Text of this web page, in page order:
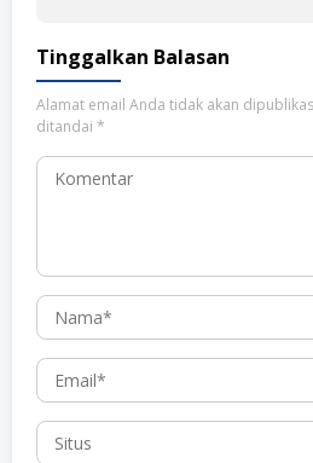
Tinggalkan Balasan
Alamat email Anda tidak akan
ditandai *